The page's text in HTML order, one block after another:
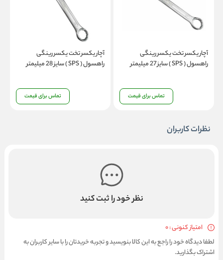
آچار یکسر تخت یکسر رینگی
راهسول ( SPS ) سایز 27 میلیمتر
تماس برای قیمت
آچار یکسر تخت یکسر رینگی
راهسول ( SPS ) سایز 28 میلیمتر
تماس برای قیمت
نظرات کاربران
نظر خود را ثبت کنید
امتیاز کنونی : 0
لطفا دیدگاه خود را راجع به این کالا بنویسید و تجربه خریدتان را با سایر کاربران به
اشتراک بگذارید.